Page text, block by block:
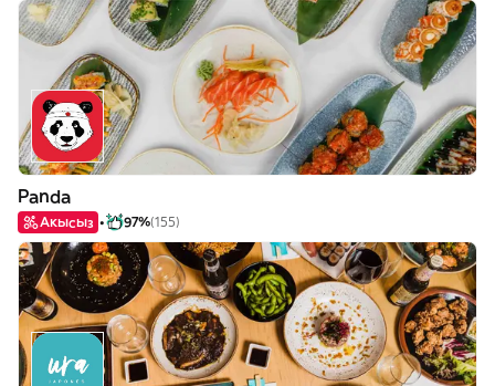
Panda
Акысыз 97%(155)